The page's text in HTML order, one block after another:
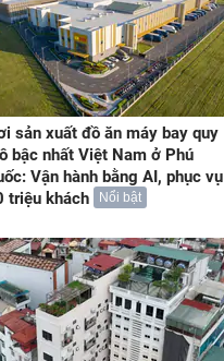
sản xuất đồ ăn máy bay quy
bậc nhất Việt Nam ở Phú
Vận hành bằng AI, phục vụ
triệu khách
Nổi bật